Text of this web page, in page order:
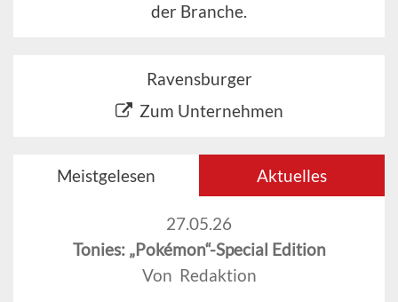
der Branche.
Ravensburger
Zum Unternehmen
Meistgelesen Aktuelles
27.05.26
Tonies: „Pokémon“-Special Edition
Von Redaktion